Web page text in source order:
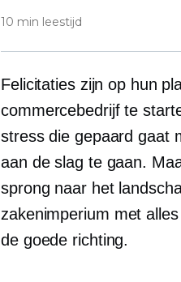
10 min leestijd
Felicitaties zijn op hun
commercebedrijf te
stress die gepaard gaat
aan de slag te gaan.
sprong naar het
zakenimperium met
de goede richting.